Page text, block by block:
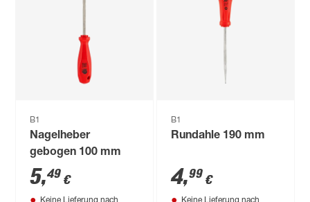
B1
Nagelheber
gebogen 100 mm
5,49 €
B1
Rundahle 190 mm
4,99 €